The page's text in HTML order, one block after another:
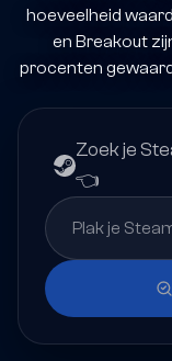
hoeveelheid
en Breakout
procenten
Zoek je
👈